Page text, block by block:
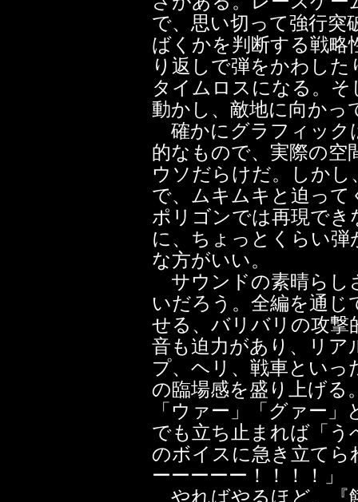
で、思い切って強行突
ばくかを判断する戦略
り返しで弾をかわし
タイムロスになる。
動かし、敵地に向かっ
確かにグラフィック
的なもので、実際の空
ウソだらけだ。しか
で、ムキムキと迫って
ポリゴンでは再現でき
に、ちょっとくらい
な方がいい。
サウンドの素晴らし
いだろう。全編を通じ
せる、バリバリの攻撃
音も迫力があり、リア
プ、ヘリ、戦車といっ
の臨場感を盛り上げる
「ウァー」「グァー
でも立ち止まれば「
のボイスに急き立てら
ーーーーー！！！！」
やればやるほど、『